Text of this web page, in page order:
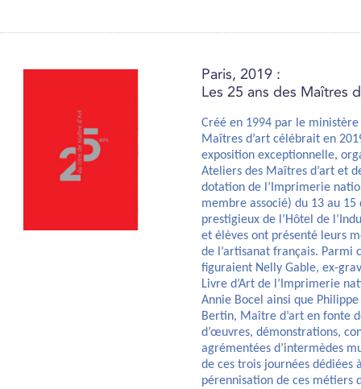
Paris, 2019 :
Les 25 ans des Maîtres
Créé en 1994 par le
Maîtres d’art célébrait en
exposition exceptionnelle,
Ateliers des Maîtres d’art et
dotation de l’Imprimerie
membre associé) du 13 au
prestigieux de l’Hôtel de
et élèves ont présenté leurs
de l’artisanat français. Parmi
figuraient Nelly Gable, ex-
Livre d’Art de l’Imprimerie
Annie Bocel ainsi que
Bertin, Maître d’art en fonte
d’œuvres, démonstrations,
agrémentées d’intermèdes
de ces trois journées dédiées
pérennisation de ces métiers